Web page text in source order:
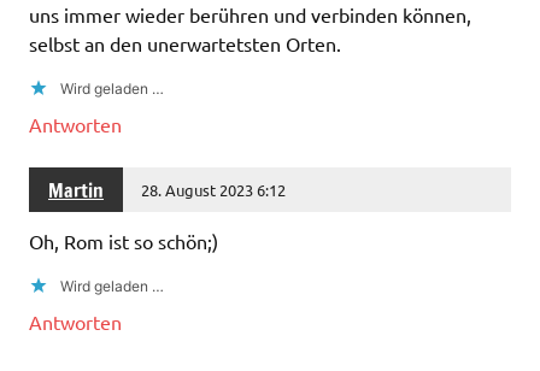
uns immer wieder berühren und verbinden können,
selbst an den unerwartetsten Orten.
Wird geladen …
Antworten
Martin 28. August 2023 6:12
Oh, Rom ist so schön;)
Wird geladen …
Antworten